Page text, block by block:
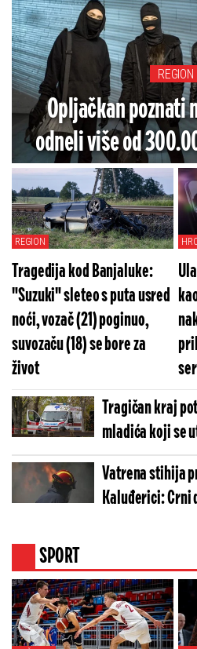
REGION
Opljačkan poznati
odneli više od
blokirala
REGION
Tragedija kod Banjaluke:
"Suzuki" sleteo s puta usred
noći, vozač (21) poginuo,
suvozaču (18) se bore za
život
Tragičan kraj
mladića koji se
Vatrena stihija
Kaluđerici: Crni
SPORT